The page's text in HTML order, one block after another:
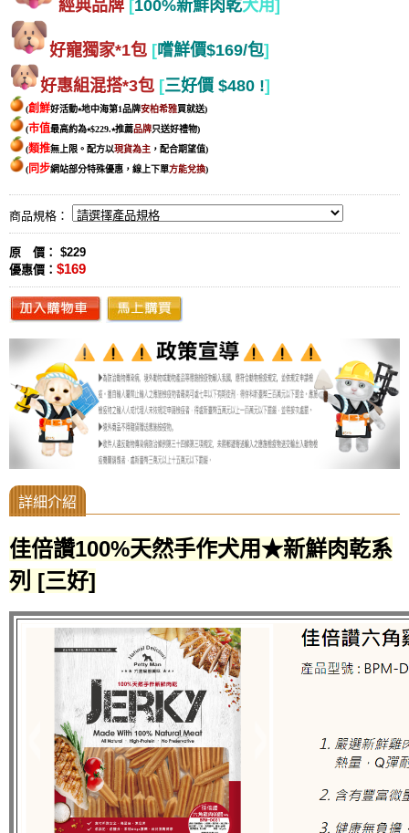
經典品牌 [100%新鮮肉乾犬用]
好寵獨家*1包 [嚐鮮價$169/包]
好惠組混搭*3包 [三好價 $480 !]
(創鮮好活動⭑地中海第1品牌安柏希雅買就送)
(市值最高約為⭑$229.⭑推薦品牌只送好禮物)
(類推無上限。配方以現貨為主 ，配合期望值)
( 同步網站部分特殊優惠，線上下單方能兌換)
商品規格：
原 價： $229
優惠價： $169
佳倍讚100%天然手作犬用★新鮮肉乾系
列 [三好]